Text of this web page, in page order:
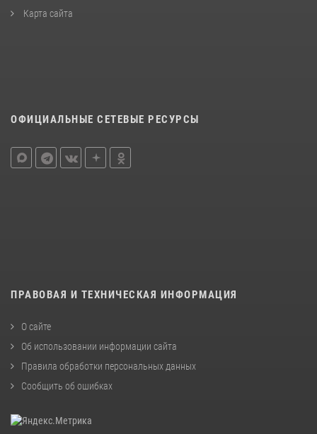
Карта сайта
ОФИЦИАЛЬНЫЕ СЕТЕВЫЕ РЕСУРСЫ
ПРАВОВАЯ И ТЕХНИЧЕСКАЯ ИНФОРМАЦИЯ
О сайте
Об использовании информации сайта
Правила обработки персональных данных
Сообщить об ошибках